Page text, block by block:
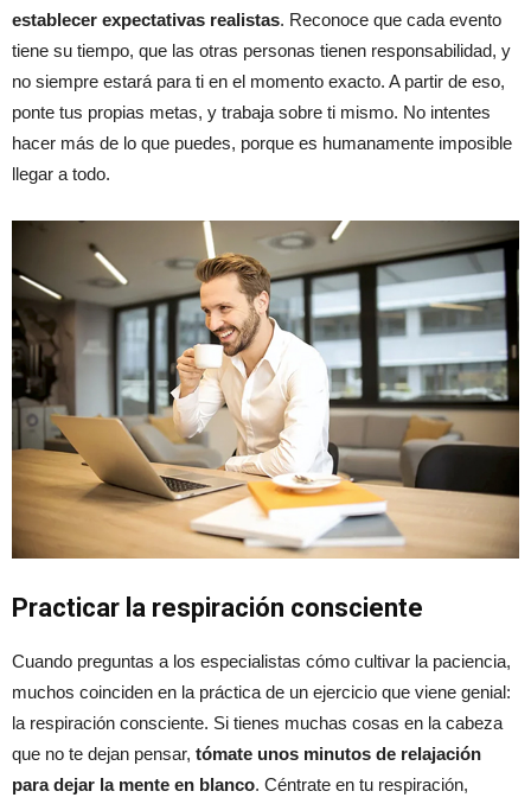
establecer expectativas realistas. Reconoce que cada evento
tiene su tiempo, que las otras personas tienen responsabilidad, y
no siempre estará para ti en el momento exacto. A partir de eso,
ponte tus propias metas, y trabaja sobre ti mismo. No intentes
hacer más de lo que puedes, porque es humanamente imposible
llegar a todo.
Practicar la respiración consciente
Cuando preguntas a los especialistas cómo cultivar la paciencia,
muchos coinciden en la práctica de un ejercicio que viene genial:
la respiración consciente. Si tienes muchas cosas en la cabeza
que no te dejan pensar, tómate unos minutos de relajación
para dejar la mente en blanco. Céntrate en tu respiración,